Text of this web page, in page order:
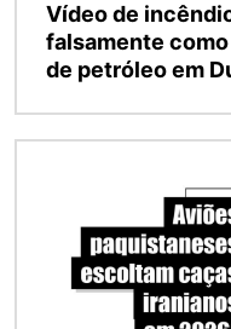
Vídeo de
falsamente
de petróleo em